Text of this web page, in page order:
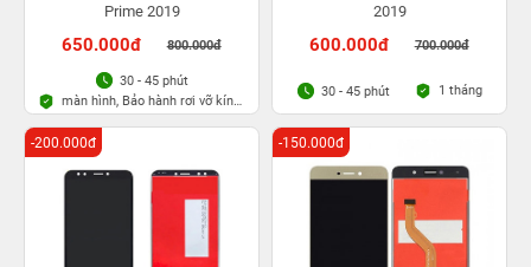
Prime 2019
650.000đ 800.000đ
30 - 45 phút
màn hình, Bảo hành rơi vỡ kính
1 lần trong 3 tháng
2019
600.000đ 700.000đ
30 - 45 phút 1 tháng
-200.000đ -150.000đ